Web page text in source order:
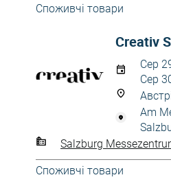
Споживчі товари
Creativ
Сер
Сер
Am
Salzburg
Споживчі товари